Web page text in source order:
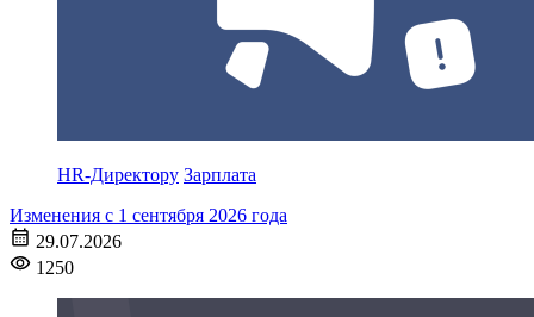
HR-Директору Зарплата
Изменения с 1 сентября 2026 года
29.07.2026
1250